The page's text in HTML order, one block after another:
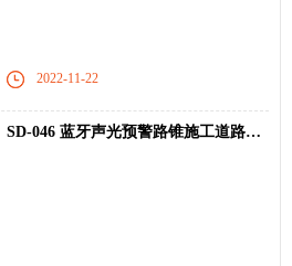
2022-11-22
SD-046 蓝牙声光预警路锥施工道路疫情防控警示